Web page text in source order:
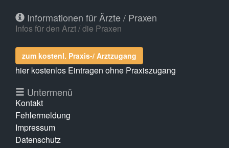
Informationen für Ärzte / Praxen
Infos für den Arzt / die Praxen
zum kostenl. Praxis-/ Arztzugang
hier kostenlos Eintragen ohne Praxiszugang
Untermenü
Kontakt
Fehlermeldung
Impressum
Datenschutz